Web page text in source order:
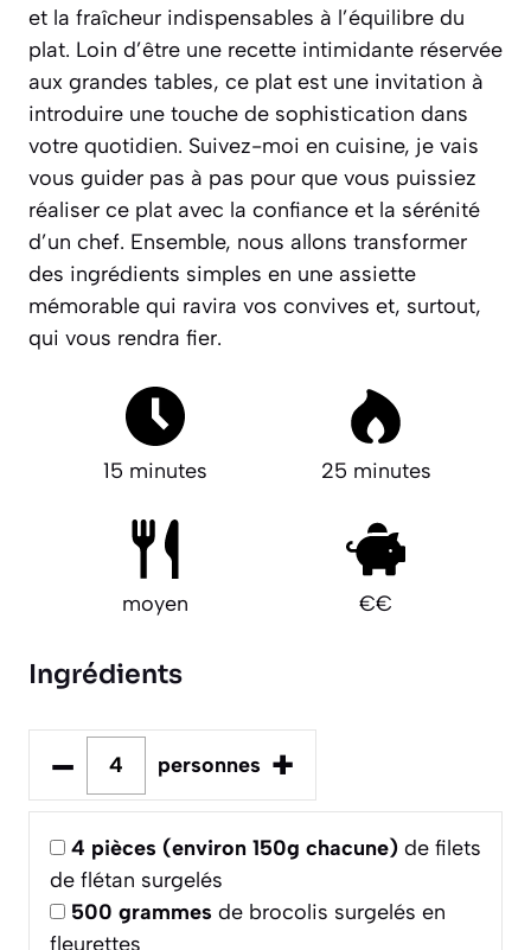
et la fraîcheur indispensables à l’équilibre du
plat. Loin d’être une recette intimidante réservée
aux grandes tables, ce plat est une invitation à
introduire une touche de sophistication dans
votre quotidien. Suivez-moi en cuisine, je vais
vous guider pas à pas pour que vous puissiez
réaliser ce plat avec la confiance et la sérénité
d’un chef. Ensemble, nous allons transformer
des ingrédients simples en une assiette
mémorable qui ravira vos convives et, surtout,
qui vous rendra fier.
15 minutes 25 minutes
moyen €€
Ingrédients
– personnes +
4 pièces (environ 150g chacune) de filets
de flétan surgelés
500 grammes de brocolis surgelés en
fleurettes